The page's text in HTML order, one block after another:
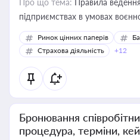
Про що тема: Правила
підприємствах в умовах
Ринок цінних паперів
Страхова діяльність
+12
Бронювання
процедура, терміни,